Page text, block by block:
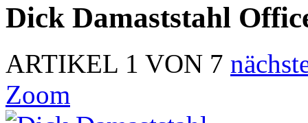
Dick Damaststahl
ARTIKEL 1 VON 7
Zoom